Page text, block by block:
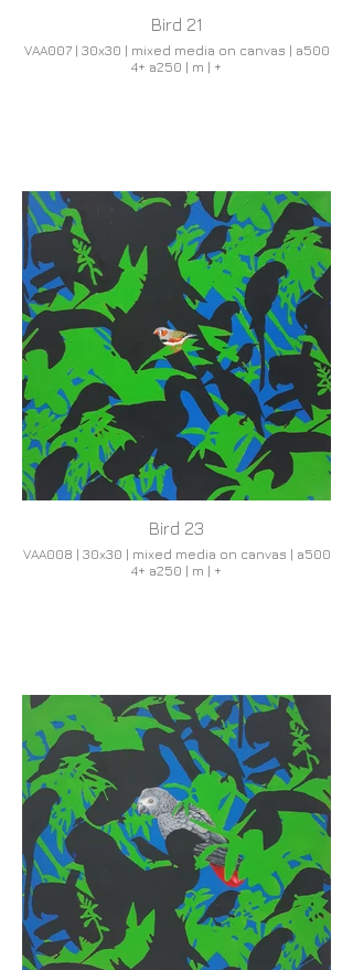
Bird 21
VAA007 | 30x30 | mixed media on canvas | a500
4+ a250 | m | +
Bird 23
VAA008 | 30x30 | mixed media on canvas | a500
4+ a250 | m | +